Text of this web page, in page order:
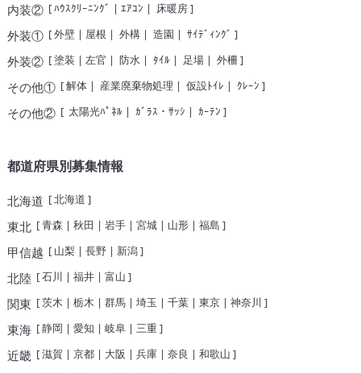
内装②[ﾊｳｽｸﾘｰﾆﾝｸﾞ | ｴｱｺﾝ | 床暖房]
外装①[外壁| 屋根 | 外構| 造園 | ｻｲﾃﾞｨﾝｸﾞ ]
外装②[塗装 | 左官 | 防水| ﾀｲﾙ | 足場| 外柵 ]
その他①[解体| 産業廃棄物処理 | 仮設ﾄｲﾚ | ｸﾚｰﾝ ]
その他②[ 太陽光ﾊﾟﾈﾙ | ｶﾞﾗｽ・ｻｯｼ | ｶｰﾃﾝ ]
都道府県別募集情報
北海道 [北海道 ]
東北 [青森 | 秋田 | 岩手| 宮城| 山形| 福島 ]
甲信越 [ 山梨 | 長野| 新潟]
北陸 [石川 | 福井| 富山 ]
関東 [茨木 | 栃木 | 群馬| 埼玉 | 千葉| 東京| 神奈川 ]
東海[静岡 | 愛知 | 岐阜| 三重]
近畿[滋賀 | 京都| 大阪 | 兵庫| 奈良 | 和歌山 ]